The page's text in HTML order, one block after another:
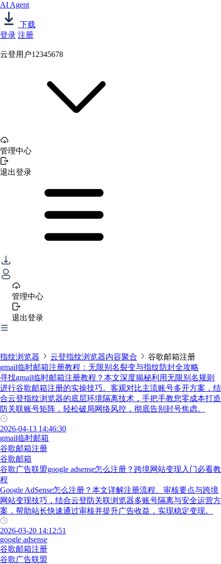
AI Agent
下载
登录 注册
云登用户12345678
管理中心
退出登录
管理中心
退出登录
指纹浏览器 云登指纹浏览器内容聚合
谷歌邮箱注册
gmail临时邮箱注册教程：无限别名裂变与指纹防封全攻略
寻找gmail临时邮箱注册教程？本文深度揭秘利用无限别名规则
进行谷歌邮箱注册的实操技巧。客观对比主流账号多开方案，结
合云登指纹浏览器的底层环境隔离技术，手把手教您零成本打造
防关联账号矩阵，轻松破局网络风控，彻底告别封号焦虑。
2026-04-13 14:46:30
gmail临时邮箱
谷歌邮箱注册
谷歌邮箱
谷歌广告联盟google adsense怎么注册？跨境网站变现入门必看教
程
Google AdSense怎么注册？本文详解注册流程、审核要点与跨境
网站变现技巧，结合云登防关联浏览器多账号隔离与安全运营方
案，帮助站长快速通过审核并提升广告收益，实现稳定变现。
2026-03-20 14:12:51
google adsense
谷歌邮箱注册
谷歌广告联盟